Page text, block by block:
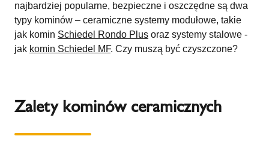
najbardziej popularne, bezpieczne i oszczędne są dwa
typy kominów – ceramiczne systemy modułowe, takie
jak komin Schiedel Rondo Plus oraz systemy stalowe -
jak komin Schiedel MF. Czy muszą być czyszczone?
Zalety kominów ceramicznych